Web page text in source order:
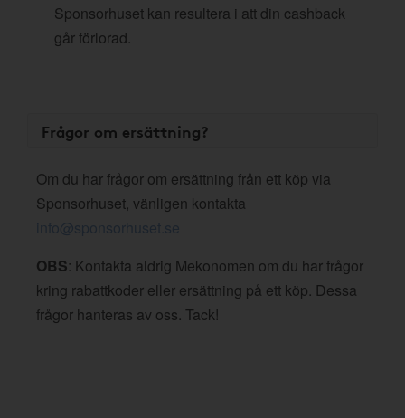
Sponsorhuset kan resultera i att din cashback
går förlorad.
Frågor om ersättning?
Om du har frågor om ersättning från ett köp via
Sponsorhuset, vänligen kontakta
info@sponsorhuset.se
OBS: Kontakta aldrig Mekonomen om du har frågor
kring rabattkoder eller ersättning på ett köp. Dessa
frågor hanteras av oss. Tack!